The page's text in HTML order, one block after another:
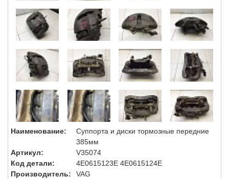
Наименование:
Суппорта и диски тормозные передние
385мм
Артикул:
V35074
Код детали:
4E0615123E 4E0615124E
Производитель:
VAG